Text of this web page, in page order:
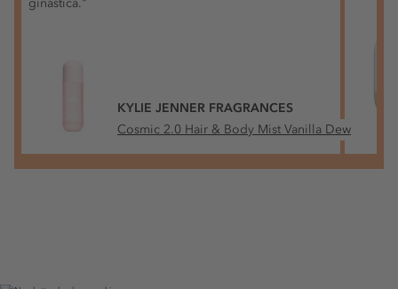
KYLIE JENNER FRAGRANCES
Cosmic 2.0 Hair & Body Mist Vanilla Dew